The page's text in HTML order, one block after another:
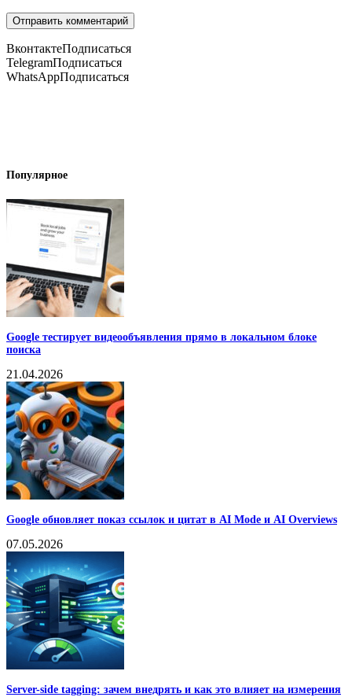
ВконтактеПодписаться
TelegramПодписаться
WhatsAppПодписаться
Популярное
Google тестирует видеообъявления прямо в локальном блоке
поиска
21.04.2026
Google обновляет показ ссылок и цитат в AI Mode и AI Overviews
07.05.2026
Server-side tagging: зачем внедрять и как это влияет на измерения